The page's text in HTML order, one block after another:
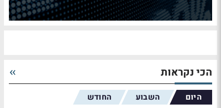
הכי נקראות
היום השבוע החודש